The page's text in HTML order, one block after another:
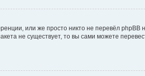
или же просто никто не перевёл
не существует, то вы сами можете